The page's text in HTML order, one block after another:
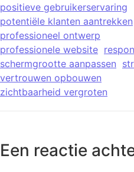
positieve gebruikerservaring
potentiële klanten aantrekken
professioneel ontwerp
professionele website
schermgrootte aanpassen
vertrouwen opbouwen
zichtbaarheid vergroten
Een reactie